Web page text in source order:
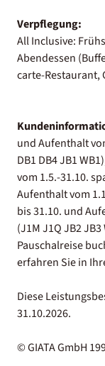
Verpflegung:
All Inclusive:
Abendessen
carte-Restaurant,
und Aufenthalt
DB1 DB4 JB1
vom 1.5.-31.10.
Aufenthalt vom
bis 31.10. und
(J1M J1Q JB2
Pauschalreise
erfahren Sie in
Diese
31.10.2026.
© GIATA GmbH